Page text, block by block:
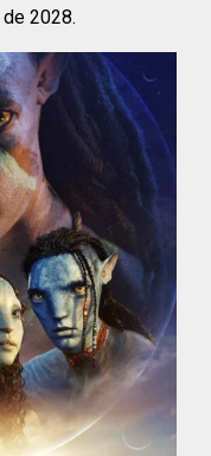
2028.